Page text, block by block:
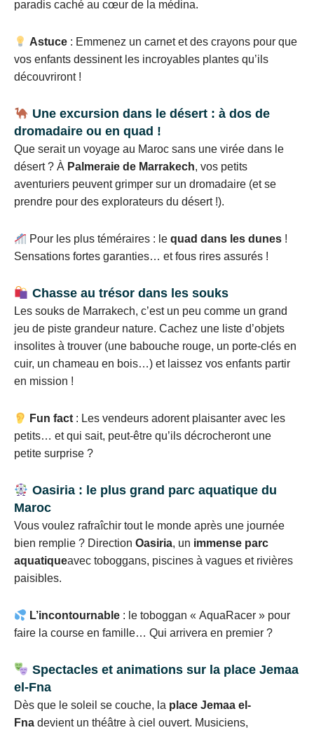
paradis caché au cœur de la médina.
Astuce : Emmenez un carnet et des crayons pour que
vos enfants dessinent les incroyables plantes qu’ils
découvriront !
Une excursion dans le désert : à dos de
dromadaire ou en quad !
Que serait un voyage au Maroc sans une virée dans le
désert ? À Palmeraie de Marrakech, vos petits
aventuriers peuvent grimper sur un dromadaire (et se
prendre pour des explorateurs du désert !).
Pour les plus téméraires : lequad dans les dunes !
Sensations fortes garanties… et fous rires assurés !
Chasse au trésor dans les souks
Les souks de Marrakech, c’est un peu comme un grand
jeu de piste grandeur nature. Cachez une liste d’objets
insolites à trouver (une babouche rouge, un porte-clés en
cuir, un chameau en bois…) et laissez vos enfants partir
en mission !
Fun fact : Les vendeurs adorent plaisanter avec les
petits… et qui sait, peut-être qu’ils décrocheront une
petite surprise ?
Oasiria : le plus grand parc aquatique du
Maroc
Vous voulez rafraîchir tout le monde après une journée
bien remplie ? Direction Oasiria, un immense parc
aquatiqueavec toboggans, piscines à vagues et rivières
paisibles.
L’incontournable : le toboggan « AquaRacer » pour
faire la course en famille… Qui arrivera en premier ?
Spectacles et animations sur la place Jemaa
el-Fna
Dès que le soleil se couche, la place Jemaa el-
Fna devient un théâtre à ciel ouvert. Musiciens,